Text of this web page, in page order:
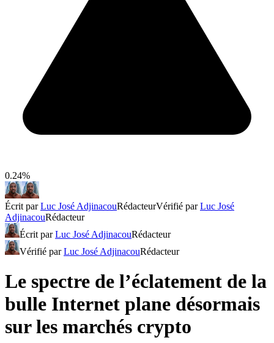
0.24%
Écrit parLuc José AdjinacouRédacteurVérifié parLuc José
AdjinacouRédacteur
Écrit parLuc José AdjinacouRédacteur
Vérifié parLuc José AdjinacouRédacteur
Le spectre de l’éclatement de la
bulle Internet plane désormais
sur les marchés crypto